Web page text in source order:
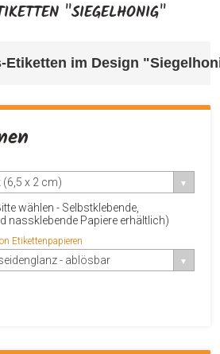
"SIEGELHONIG"
Etiketten im Design
x 2 cm)
wählen - Selbstklebende,
nassklebende Papiere erhältlich)
Etikettenpapieren
- ablösbar